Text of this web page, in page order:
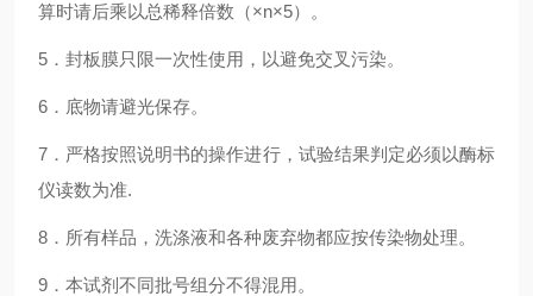
算时请后乘以总稀释倍数（×n×5）。
5．封板膜只限一次性使用，以避免交叉污染。
6．底物请避光保存。
7．严格按照说明书的操作进行，试验结果判定必须以酶标
仪读数为准.
8．所有样品，洗涤液和各种废弃物都应按传染物处理。
9．本试剂不同批号组分不得混用。